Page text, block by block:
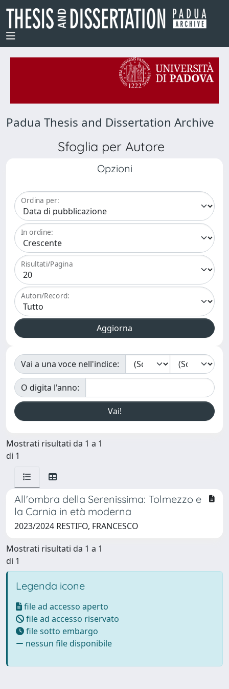
Padua Thesis and Dissertation Archive
Sfoglia per Autore
Opzioni
Ordina per:
In ordine:
Risultati/Pagina
Autori/Record:
Vai a una voce nell'indice:
O digita l'anno:
Mostrati risultati da 1 a 1
di 1
All'ombra della Serenissima: Tolmezzo e
la Carnia in età moderna
2023/2024 RESTIFO, FRANCESCO
Mostrati risultati da 1 a 1
di 1
Legenda icone
file ad accesso aperto
file ad accesso riservato
file sotto embargo
nessun file disponibile